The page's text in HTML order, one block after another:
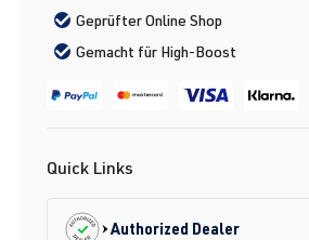
Geprüfter Online Shop
Gemacht für High-Boost
Quick Links
Authorized Dealer